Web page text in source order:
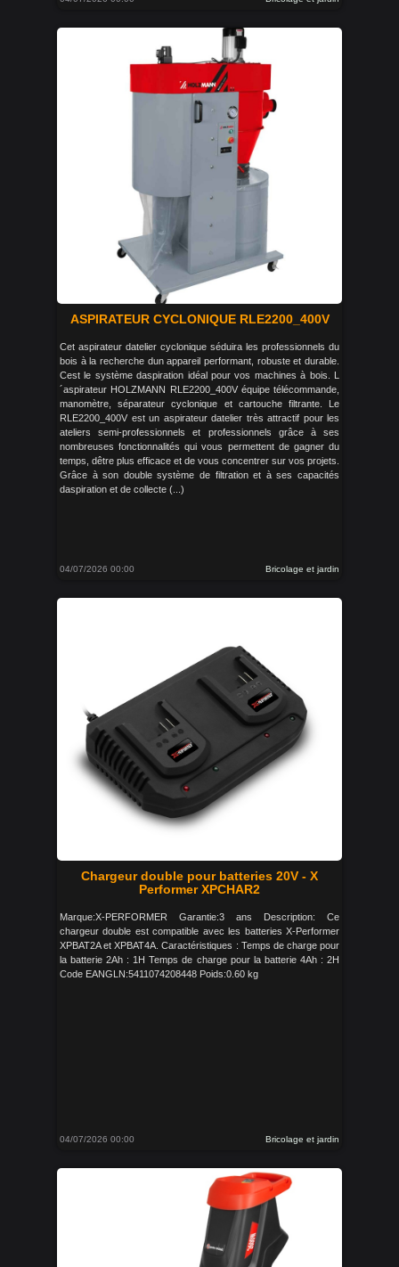
ASPIRATEUR CYCLONIQUE RLE2200_400V
Cet aspirateur datelier cyclonique séduira les professionnels du
bois à la recherche dun appareil performant, robuste et durable.
Cest le système daspiration idéal pour vos machines à bois. L
´aspirateur HOLZMANN RLE2200_400V équipe télécommande,
manomètre, séparateur cyclonique et cartouche filtrante. Le
RLE2200_400V est un aspirateur datelier très attractif pour les
ateliers semi-professionnels et professionnels grâce à ses
nombreuses fonctionnalités qui vous permettent de gagner du
temps, dêtre plus efficace et de vous concentrer sur vos projets.
Grâce à son double système de filtration et à ses capacités
daspiration et de collecte (...)
04/07/2026 00:00 Bricolage et jardin
Chargeur double pour batteries 20V - X
Performer XPCHAR2
Marque:X-PERFORMER Garantie:3 ans Description: Ce
chargeur double est compatible avec les batteries X-Performer
XPBAT2A et XPBAT4A. Caractéristiques : Temps de charge pour
la batterie 2Ah : 1H Temps de charge pour la batterie 4Ah : 2H
Code EANGLN:5411074208448 Poids:0.60 kg
04/07/2026 00:00 Bricolage et jardin